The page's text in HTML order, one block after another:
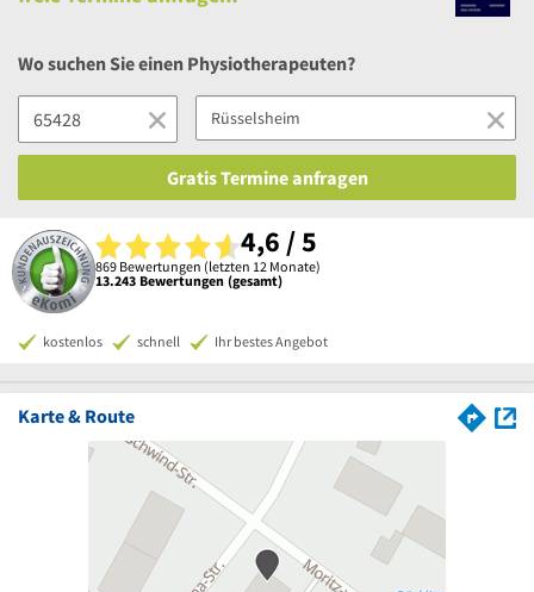
Wo suchen Sie einen Physiotherapeuten?
Gratis Termine anfragen
4,6 / 5
869 Bewertungen (letzten 12 Monate)
13.243 Bewertungen (gesamt)
kostenlos schnell Ihr bestes Angebot
Karte & Route